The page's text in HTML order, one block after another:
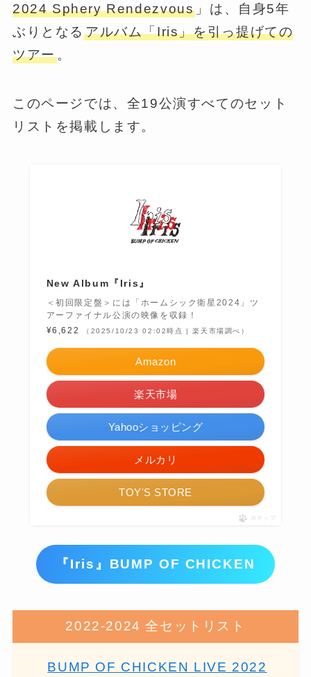
2024 Sphery Rendezvous 」は、自身5年
ぶりとなる アルバム「Iris」を引っ提げての
ツアー。
このページでは、全19公演すべてのセット
リストを掲載します。
New Album『Iris』
＜初回限定盤＞には「ホームシック衛星2024」ツ
アーファイナル公演の映像を収録！
¥6,622
（2025/10/23 02:02時点 | 楽天市場調べ）
Amazon
楽天市場
Yahooショッピング
メルカリ
TOY'S STORE
ポチップ
『Iris』BUMP OF CHICKEN
2022-2024 全セットリスト
BUMP OF CHICKEN LIVE 2022